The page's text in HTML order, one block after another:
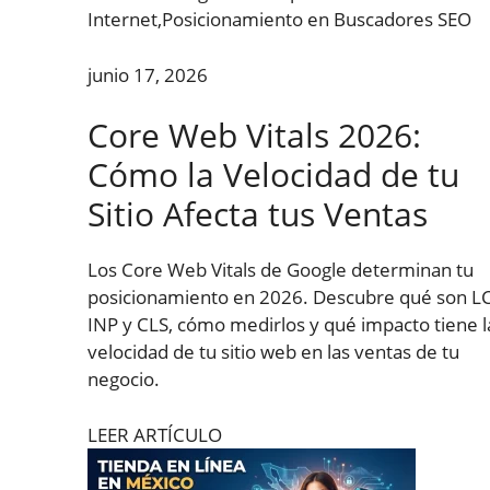
Internet,Posicionamiento en Buscadores SEO
junio 17, 2026
Core Web Vitals 2026:
Cómo la Velocidad de tu
Sitio Afecta tus Ventas
Los Core Web Vitals de Google determinan tu
posicionamiento en 2026. Descubre qué son
INP y CLS, cómo medirlos y qué impacto tiene
velocidad de tu sitio web en las ventas de tu
negocio.
LEER ARTÍCULO